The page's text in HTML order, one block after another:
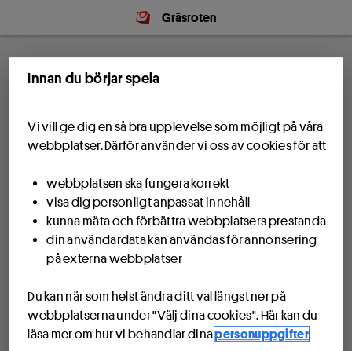
Gräsroten
Innan du börjar spela
Vi vill ge dig en så bra upplevelse som möjligt på våra
webbplatser. Därför använder vi oss av cookies för att
webbplatsen ska fungera korrekt
visa dig personligt anpassat innehåll
kunna mäta och förbättra webbplatsers prestanda
din användardata kan användas för annonsering
på externa webbplatser
Du kan när som helst ändra ditt val längst ner på
webbplatserna under "Välj dina cookies". Här kan du
läsa mer om hur vi behandlar dinapersonuppgifter.